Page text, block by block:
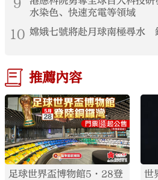
9
水染色、快速充電等領域
10 嫦娥七號將赴月球南極尋水
推薦內容
足球世界盃博物館5·28登
世